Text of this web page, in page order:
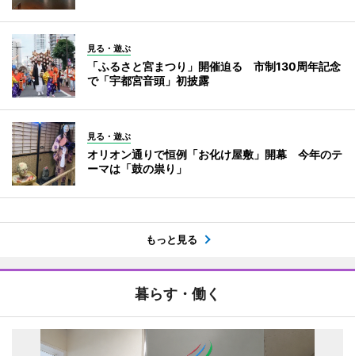
見る・遊ぶ
「ふるさと宮まつり」開催迫る 市制130周年記念
で「宇都宮音頭」初披露
見る・遊ぶ
オリオン通りで恒例「お化け屋敷」開幕 今年のテ
ーマは「鼓の祟り」
もっと見る
暮らす・働く